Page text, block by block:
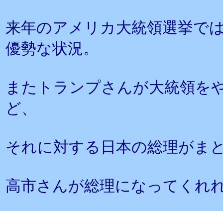
来年のアメリカ大統領選挙で
優勢な状況。
またトランプさんが大統領を
ど、
それに対する日本の総理がま
高市さんが総理になってくれ